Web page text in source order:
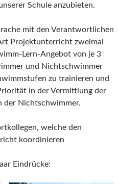
Schule anzubieten.
mit den Verantwortlichen
Projektunterricht zweimal
Lern-Angebot von je 3
und Nichtschwimmer
zu trainieren und
in der Vermittlung der
der Nichtschwimmer.
welche den
koordinieren
Eindrücke: